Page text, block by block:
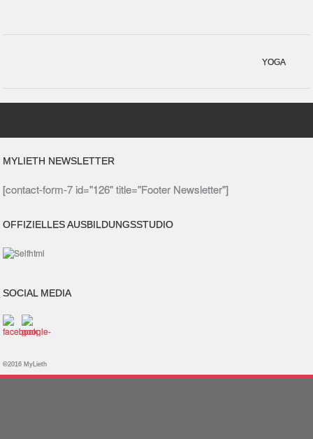
YOGA
MYLIETH NEWSLETTER
[contact-form-7 id="126" title="Footer Newsletter"]
OFFIZIELLES AUSBILDUNGSSTUDIO
SOCIAL MEDIA
©2016 MyLieth